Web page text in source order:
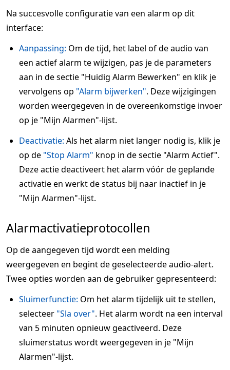
Na succesvolle configuratie van een alarm op dit
interface:
Aanpassing: Om de tijd, het label of de audio van
een actief alarm te wijzigen, pas je de parameters
aan in de sectie "Huidig Alarm Bewerken" en klik je
vervolgens op "Alarm bijwerken". Deze wijzigingen
worden weergegeven in de overeenkomstige invoer
op je "Mijn Alarmen"-lijst.
Deactivatie: Als het alarm niet langer nodig is, klik je
op de "Stop Alarm" knop in de sectie "Alarm Actief".
Deze actie deactiveert het alarm vóór de geplande
activatie en werkt de status bij naar inactief in je
"Mijn Alarmen"-lijst.
Alarmactivatieprotocollen
Op de aangegeven tijd wordt een melding
weergegeven en begint de geselecteerde audio-alert.
Twee opties worden aan de gebruiker gepresenteerd:
Sluimerfunctie: Om het alarm tijdelijk uit te stellen,
selecteer "Sla over". Het alarm wordt na een interval
van 5 minuten opnieuw geactiveerd. Deze
sluimerstatus wordt weergegeven in je "Mijn
Alarmen"-lijst.